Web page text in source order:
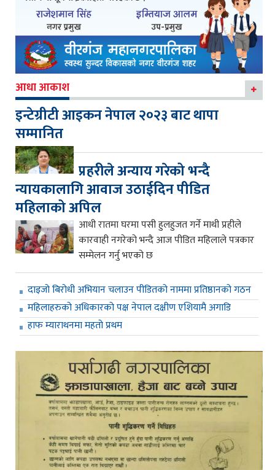
आधा आकाश
इन्टेग्रीटी आइकन नेपाल २०२३ बाट थापा
सम्मानित
प्रहरीले अन्याय गरेको भन्दै
न्यायकालागि आवाज उठाईदिन पीडित
महिलाको अपिल
आधी रातमा घरमा पसी हुलहुजत गर्ने माथी प्रहीले
कारवाही नगरेको भन्दै आज पीडित महिलाले पत्रकार
सम्मेलन गर्नु भएको छ
दाइजो बिरोधी अभियान चलाउन पीडितको नाममा प्रतिष्ठानको गठन
महिलाहरुको अधिकारको पक्ष नेपाल दक्षीण एशियामै अगाडि
हाफ म्याराथनमा महतो प्रथम